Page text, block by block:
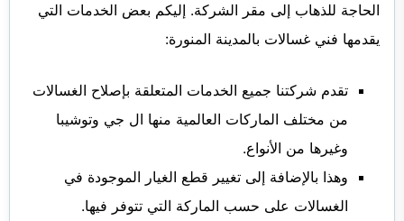
الحاجة للذهاب إلى مقر الشركة. إليكم بعض الخدمات التي
يقدمها فني غسالات بالمدينة المنورة:
تقدم شركتنا جميع الخدمات المتعلقة بإصلاح الغسالات
من مختلف الماركات العالمية منها ال جي وتوشيبا
وغيرها من الأنواع.
وهذا بالإضافة إلى تغيير قطع الغيار الموجودة في
الغسالات على حسب الماركة التي تتوفر فيها.